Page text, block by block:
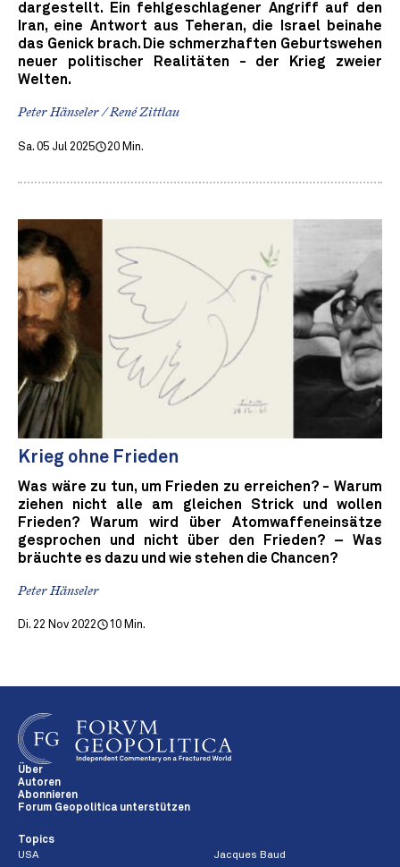
dargestellt. Ein fehlgeschlagener Angriff auf den
Iran, eine Antwort aus Teheran, die Israel beinahe
das Genick brach. Die schmerzhaften Geburtswehen
neuer politischer Realitäten - der Krieg zweier
Welten.
Peter Hänseler / René Zittlau
Sa. 05 Jul 2025 20 Min.
Krieg ohne Frieden
Was wäre zu tun, um Frieden zu erreichen? - Warum
ziehen nicht alle am gleichen Strick und wollen
Frieden? Warum wird über Atomwaffeneinsätze
gesprochen und nicht über den Frieden? – Was
bräuchte es dazu und wie stehen die Chancen?
Peter Hänseler
Di. 22 Nov 2022 10 Min.
Über
Autoren
Abonnieren
Forum Geopolitica unterstützen
Topics
USA
Jacques Baud